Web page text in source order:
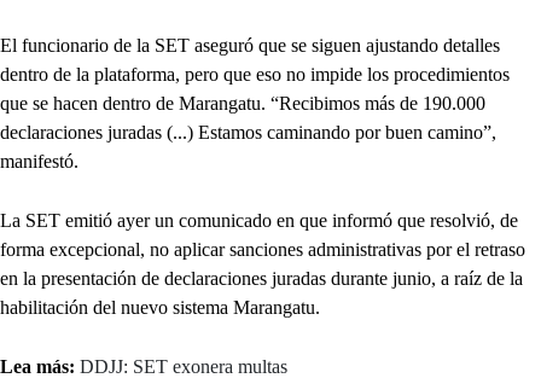
El funcionario de la SET aseguró que se siguen ajustando detalles
dentro de la plataforma, pero que eso no impide los procedimientos
que se hacen dentro de Marangatu. “Recibimos más de 190.000
declaraciones juradas (...) Estamos caminando por buen camino”,
manifestó.
La SET emitió ayer un comunicado en que informó que resolvió, de
forma excepcional, no aplicar sanciones administrativas por el retraso
en la presentación de declaraciones juradas durante junio, a raíz de la
habilitación del nuevo sistema Marangatu.
Lea más: DDJJ: SET exonera multas